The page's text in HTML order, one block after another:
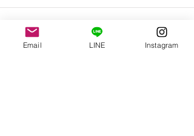
Email LINE Instagram